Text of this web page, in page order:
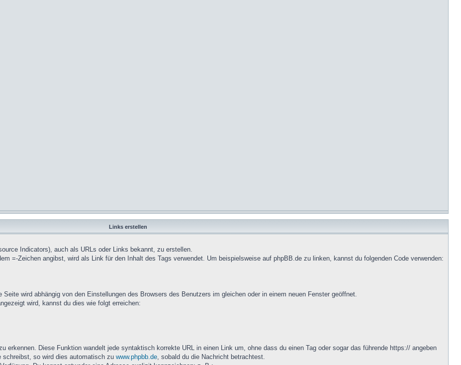
Links erstellen
Indicators), auch als URLs oder Links bekannt, zu erstellen.
=-Zeichen angibst, wird als Link für den Inhalt des Tags verwendet. Um beispielsweise auf phpBB.de zu linken, kannst du folgenden Code verwenden:
Seite wird abhängig von den Einstellungen des Browsers des Benutzers im gleichen oder in einem neuen Fenster geöffnet.
wird, kannst du dies wie folgt erreichen:
erkennen. Diese Funktion wandelt jede syntaktisch korrekte URL in einen Link um, ohne dass du einen Tag oder sogar das führende https:// angeben
schreibst, so wird dies automatisch zu www.phpbb.de, sobald du die Nachricht betrachtest.